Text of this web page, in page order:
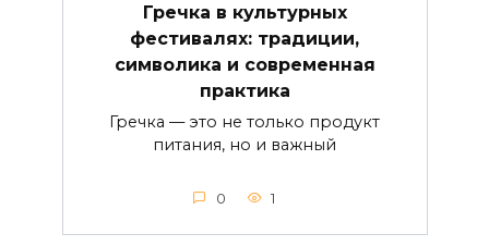
Гречка в культурных
фестивалях: традиции,
символика и современная
практика
Гречка — это не только продукт
питания, но и важный
0 1